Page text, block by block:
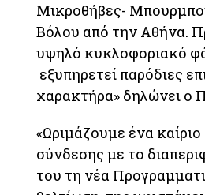
Μικροθήβες-
Βόλου από την Αθήνα.
υψηλό κυκλοφοριακό
εξυπηρετεί παρόδιες
χαρακτήρα» δηλώνει ο
«Ωριμάζουμε ένα
σύνδεσης με το
του τη νέα